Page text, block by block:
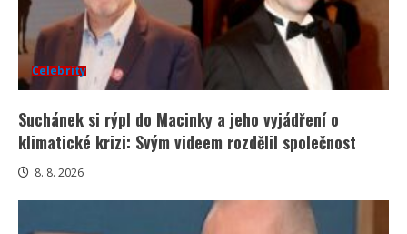
Celebrity
Suchánek si rýpl do Macinky a jeho vyjádření o
klimatické krizi: Svým videem rozdělil společnost
8. 8. 2026